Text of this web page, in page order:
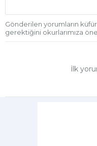
Gönderilen yorumların
gerektiğini okurlarımıza
İlk